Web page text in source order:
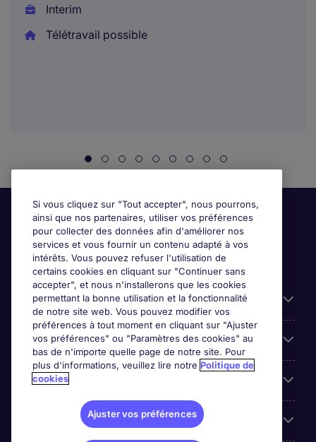
Interim
Télétravail possible
Candidats
Entreprises
Contact
Les avis Google
Si vous cliquez sur "Tout accepter", nous pourrons,
ainsi que nos partenaires, utiliser vos préférences
pour collecter des données afin d'améliorer nos
services et vous fournir un contenu adapté à vos
intérêts. Vous pouvez refuser l'utilisation de
certains cookies en cliquant sur "Continuer sans
accepter", et nous n'installerons que les cookies
permettant la bonne utilisation et la fonctionnalité
de notre site web. Vous pouvez modifier vos
préférences à tout moment en cliquant sur "Ajuster
vos préférences" ou "Paramètres des cookies" au
bas de n'importe quelle page de notre site. Pour
plus d'informations, veuillez lire notre Politique de
cookies
Ajuster vos préférences